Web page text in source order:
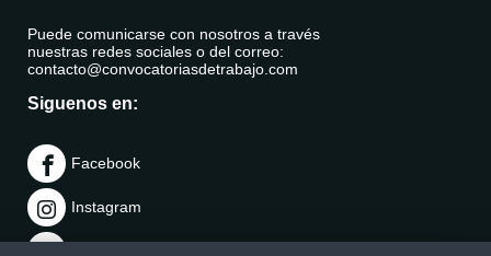
Puede comunicarse con nosotros a través
nuestras redes sociales o del correo:
contacto@convocatoriasdetrabajo.com
Siguenos en:
Facebook
Instagram